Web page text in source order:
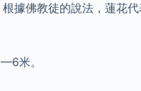
據佛教徒的說法，蓮花
米。